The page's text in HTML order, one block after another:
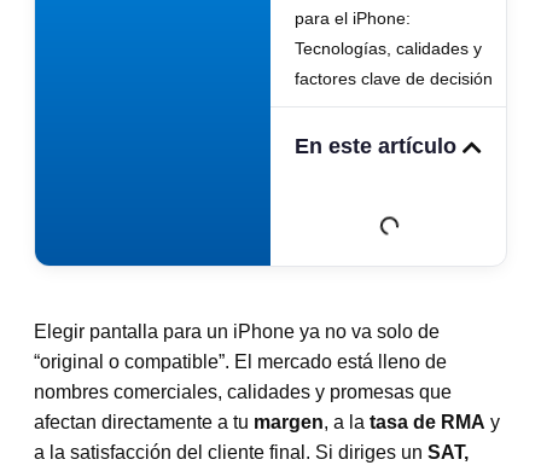
para el iPhone:
Tecnologías, calidades y
factores clave de decisión
En este artículo
Elegir pantalla para un iPhone ya no va solo de
“original o compatible”. El mercado está lleno de
nombres comerciales, calidades y promesas que
afectan directamente a tu margen, a la tasa de RMA y
a la satisfacción del cliente final. Si diriges un SAT,